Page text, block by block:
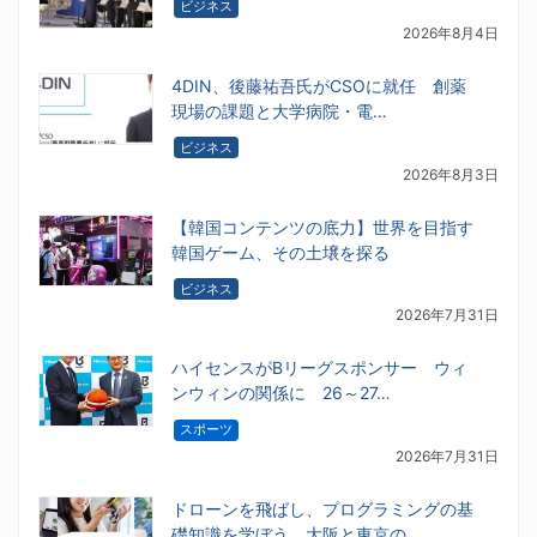
ビジネス
2026年8月4日
4DIN、後藤祐吾氏がCSOに就任 創薬
現場の課題と大学病院・電…
ビジネス
2026年8月3日
【韓国コンテンツの底力】世界を目指す
韓国ゲーム、その土壌を探る
ビジネス
2026年7月31日
ハイセンスがBリーグスポンサー ウィ
ンウィンの関係に 26～27…
スポーツ
2026年7月31日
ドローンを飛ばし、プログラミングの基